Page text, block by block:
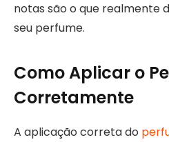
notas são o que realmente
seu perfume.
Como Aplicar o
Corretamente
A aplicação correta do